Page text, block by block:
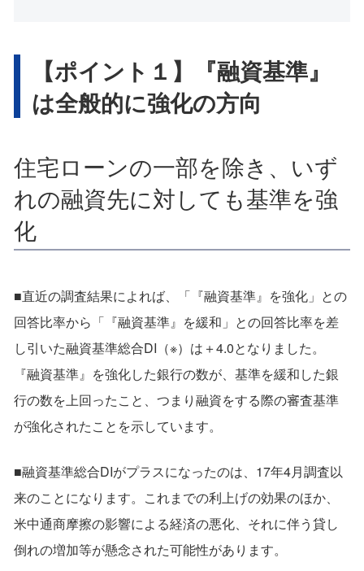
【ポイント１】『融資基準』
は全般的に強化の方向
住宅ローンの一部を除き、いず
れの融資先に対しても基準を強
化
■直近の調査結果によれば、「『融資基準』を強化」との
回答比率から「『融資基準』を緩和」との回答比率を差
し引いた融資基準総合DI（※）は＋4.0となりました。
『融資基準』を強化した銀行の数が、基準を緩和した銀
行の数を上回ったこと、つまり融資をする際の審査基準
が強化されたことを示しています。
■融資基準総合DIがプラスになったのは、17年4月調査以
来のことになります。これまでの利上げの効果のほか、
米中通商摩擦の影響による経済の悪化、それに伴う貸し
倒れの増加等が懸念された可能性があります。